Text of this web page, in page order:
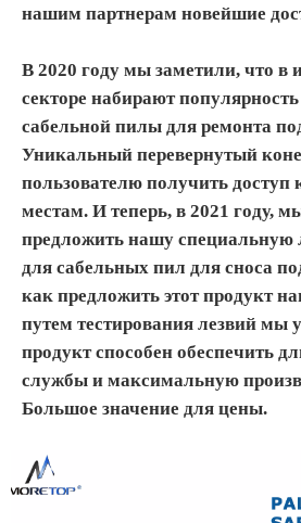
нашим партнерам новейшие
В 2020 году мы заметили, что в
секторе набирают
сабельной пилы для ремонта
Уникальный перевернутый
пользователю получить доступ
местам. И теперь, в 2021 году,
предложить нашу специальную
для сабельных пил для сноса
как предложить этот продукт
путем тестирования лезвий мы
продукт способен обеспечить
службы и максимальную
Большое значение для цены.